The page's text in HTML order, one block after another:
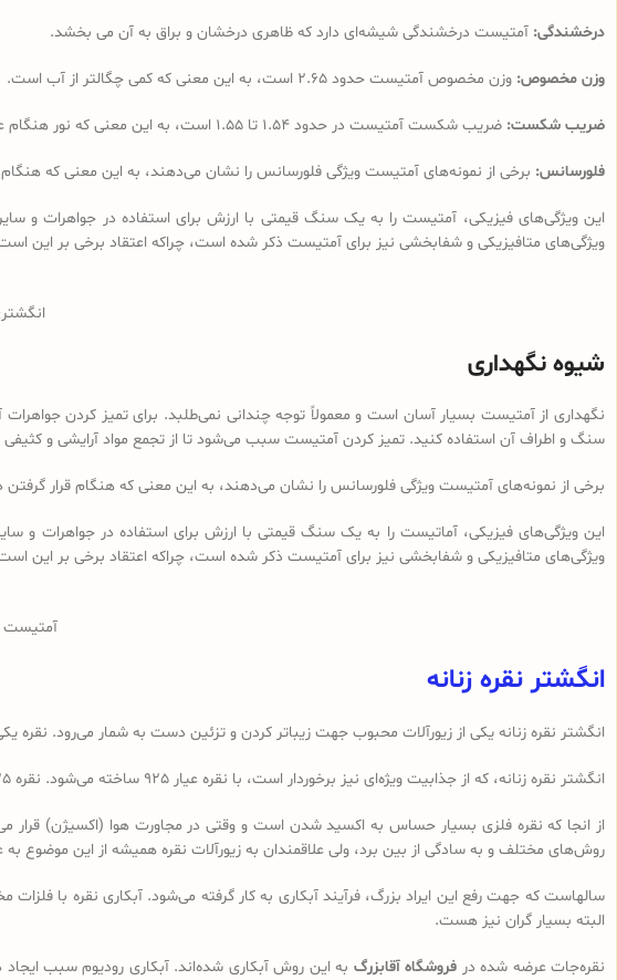
درخشندگی: آمتیست درخشندگی شیشه‌ای دارد که ظاهری درخشان و براق به آن می بخشد.
وزن مخصوص: وزن مخصوص آمتیست حدود 2.65 است، به این معنی که کمی چگالتر از آب است.
ضریب شکست: ضریب شکست آمتیست در حدود 1.54 تا 1.55 است، به این معنی که نور هنگام عبور از کریستال کمی خمیده می‌شود.
فلورسانس: برخی از نمونه‌های آمتیست ویژگی فلورسانس را نشان می‌دهند، به این معنی که
این ویژگی‌های فیزیکی، آمتیست را به یک سنگ قیمتی با ارزش برای استفاده در جواهرات و
ویژگی‌های متافیزیکی و شفابخشی نیز برای آمتیست ذکر شده است، چراکه اعتقاد برخی بر این
شیوه نگهداری
نگهداری از آمتیست بسیار آسان است و معمولاً توجه چندانی نمی‌طلبد. برای تمیز کردن
سنگ و اطراف آن استفاده کنید. تمیز کردن آمتیست سبب می‌شود تا از تجمع مواد آرایشی و کثیفی
برخی از نمونه‌های آمتیست ویژگی فلورسانس را نشان می‌دهند، به این معنی که هنگام قرار
این ویژگی‌های فیزیکی، آماتیست را به یک سنگ قیمتی با ارزش برای استفاده در جواهرات و
ویژگی‌های متافیزیکی و شفابخشی نیز برای آمتیست ذکر شده است، چراکه اعتقاد برخی بر این
آمتیست
انگشتر نقره زنانه
انگشتر نقره زنانه یکی از زیورآلات محبوب جهت زیباتر کردن و تزئین دست به شمار می‌رود. نقره
انگشتر نقره زنانه، که از جذابیت ویژه‌ای نیز برخوردار است، با نقره عیار 925 ساخته می‌شود. نقره 925 یک استاندارد رایج جهانی در ساخت نقره‌جات است که به آن نقره استرلینگ نیز می‌گویند که از استحکام و کیفیت بالایی برخوردار است.
از انجا که نقره فلزی بسیار حساس به اکسید شدن است و وقتی در مجاورت هوا (اکسیژن) قرار
روش‌های مختلف و به سادگی از بین برد، ولی علاقمندان به زیورآلات نقره همیشه از این موضوع به
سالهاست که جهت رفع این ایراد بزرگ، فرآیند آبکاری به کار گرفته می‌شود. آبکاری نقره با
البته بسیار گران نیز هست.
نقره‌جات عرضه شده در فروشگاه آقابزرگ به این روش آبکاری شده‌اند. آبکاری رودیوم سبب